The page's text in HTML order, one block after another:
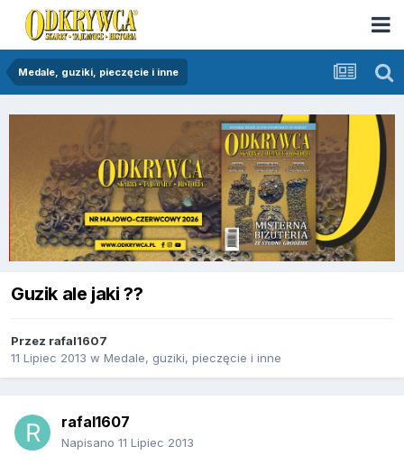
Medale, guziki, pieczęcie i inne
Guzik ale jaki ??
Przez rafal1607
11 Lipiec 2013 w Medale, guziki, pieczęcie i inne
rafal1607
Napisano 11 Lipiec 2013